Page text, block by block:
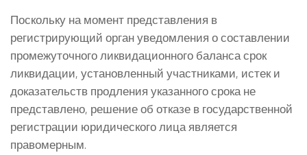
Поскольку на момент представления в
регистрирующий орган уведомления о составлении
промежуточного ликвидационного баланса срок
ликвидации, установленный участниками, истек и
доказательств продления указанного срока не
представлено, решение об отказе в государственной
регистрации юридического лица является
правомерным.